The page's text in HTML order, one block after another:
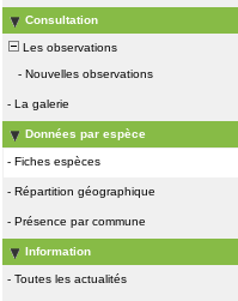
Consultation
Les observations
- Nouvelles observations
- La galerie
Données par espèce
- Fiches espèces
- Répartition géographique
- Présence par commune
Information
- Toutes les actualités